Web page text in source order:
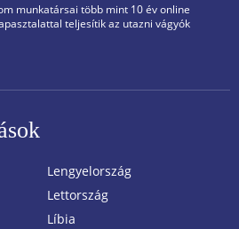
munkatársai több mint 10 év online
teljesítik az utazni vágyók
Lengyelország
Lettország
Líbia